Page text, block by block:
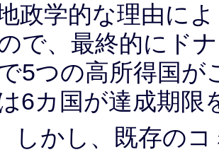
政学的な理由に
で、最終的にド
5つの高所得国が
6カ国が達成期限
しかし、既存の